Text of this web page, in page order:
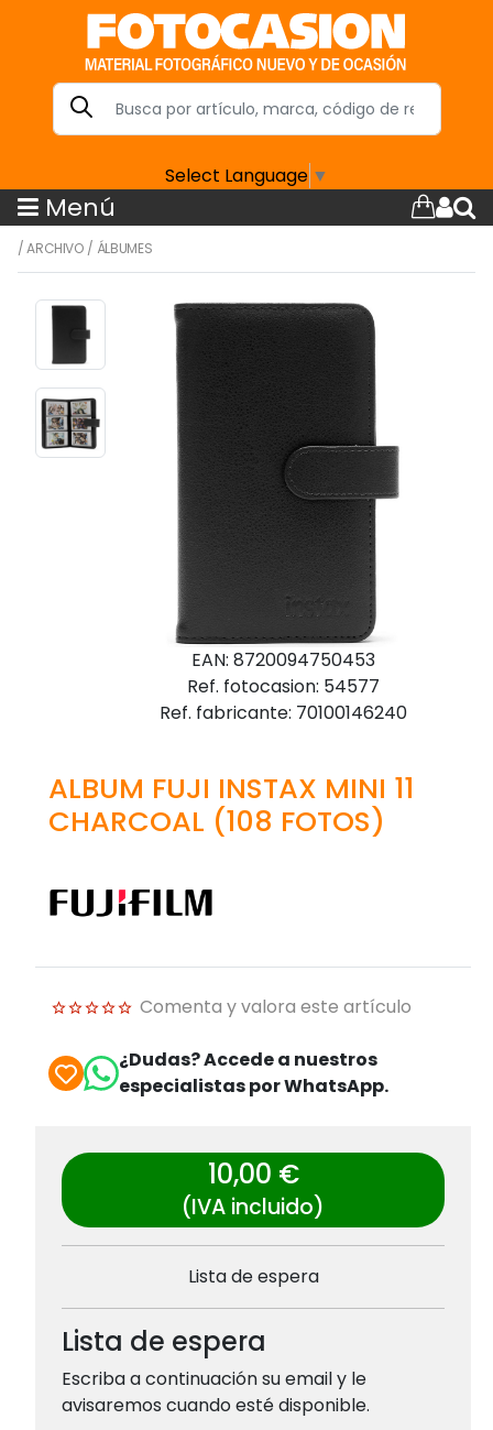
Select Language ▼
Menú
/ARCHIVO/ ÁLBUMES
EAN: 8720094750453
Ref. fotocasion: 54577
Ref. fabricante: 70100146240
ALBUM FUJI INSTAX MINI 11
CHARCOAL (108 FOTOS)
Comenta y valora este artículo
¿Dudas? Accede a nuestros
especialistas por WhatsApp.
10,00 €
(IVA incluido)
Lista de espera
Lista de espera
Escriba a continuación su email y le
avisaremos cuando esté disponible.